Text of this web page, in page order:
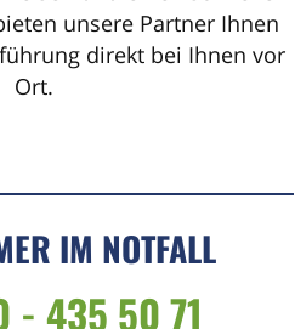
unsere Partner Ihnen
direkt bei Ihnen vor
Ort.
IM NOTFALL
435 50 71